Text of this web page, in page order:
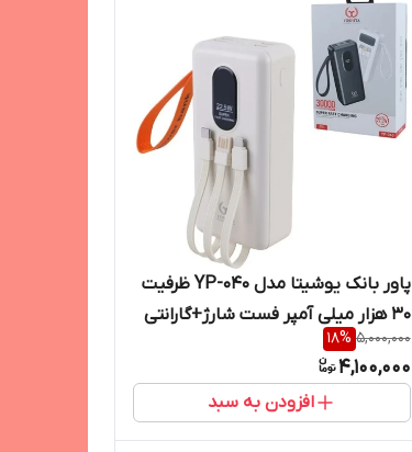
پاور بانک یوشیتا مدل YP-040 ظرفیت
۳۰ هزار میلی آمپر فست شارژ+گارانتی
شرکتی یک سال
5,000,000
18%
4,100,000
افزودن به سبد